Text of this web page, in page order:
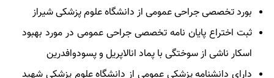
بورد تخصصی جراحی عمومی از دانشگاه علوم پزشکی شیراز
ثبت اختراع پایان نامه تخصصی جراحی عمومی در مورد بهبود
اسکار ناشی از سوختگی با پماد انالاپریل و پسودوافدرین
دارای دانشنامه پزشکی عمومی از دانشگاه علوم پزشکی شهید